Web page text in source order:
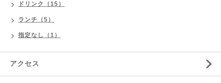
ドリンク（15）
ランチ（5）
指定なし（1）
アクセス